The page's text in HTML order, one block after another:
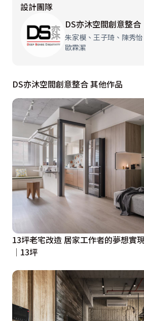
設計概念文字為【DS亦沐空間創意整
設計團隊
DS亦沐空間創意整合
朱家模、王子琦、陳秀
歐霖潔
DS亦沐空間創意整合 其他作品
13坪老宅改造 居家工作者的夢想實
│13坪